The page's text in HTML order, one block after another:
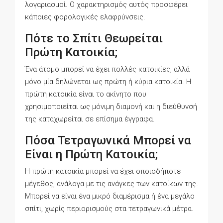
λογαριασμοί. Ο χαρακτηρισμός αυτός προσφέρει
κάποιες φορολογικές ελαφρύνσεις.
Πότε το Σπίτι Θεωρείται
Πρώτη Κατοικία;
Ένα άτομο μπορεί να έχει πολλές κατοικίες, αλλά
μόνο μία δηλώνεται ως πρώτη ή κύρια κατοικία. Η
πρώτη κατοικία είναι το ακίνητο που
χρησιμοποιείται ως μόνιμη διαμονή και η διεύθυνσή
της καταχωρείται σε επίσημα έγγραφα.
Πόσα Τετραγωνικά Μπορεί να
Είναι η Πρώτη Κατοικία;
Η πρώτη κατοικία μπορεί να έχει οποιοδήποτε
μέγεθος, ανάλογα με τις ανάγκες των κατοίκων της.
Μπορεί να είναι ένα μικρό διαμέρισμα ή ένα μεγάλο
σπίτι, χωρίς περιορισμούς στα τετραγωνικά μέτρα.